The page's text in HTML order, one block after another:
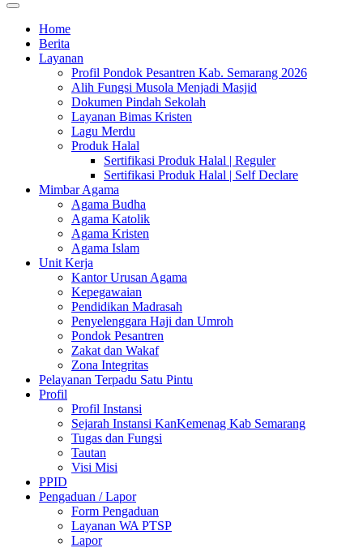
Home
Berita
Layanan
Profil Pondok Pesantren Kab. Semarang 2026
Alih Fungsi Musola Menjadi Masjid
Dokumen Pindah Sekolah
Layanan Bimas Kristen
Lagu Merdu
Produk Halal
Sertifikasi Produk Halal | Reguler
Sertifikasi Produk Halal | Self Declare
Mimbar Agama
Agama Budha
Agama Katolik
Agama Kristen
Agama Islam
Unit Kerja
Kantor Urusan Agama
Kepegawaian
Pendidikan Madrasah
Penyelenggara Haji dan Umroh
Pondok Pesantren
Zakat dan Wakaf
Zona Integritas
Pelayanan Terpadu Satu Pintu
Profil
Profil Instansi
Sejarah Instansi KanKemenag Kab Semarang
Tugas dan Fungsi
Tautan
Visi Misi
PPID
Pengaduan / Lapor
Form Pengaduan
Layanan WA PTSP
Lapor